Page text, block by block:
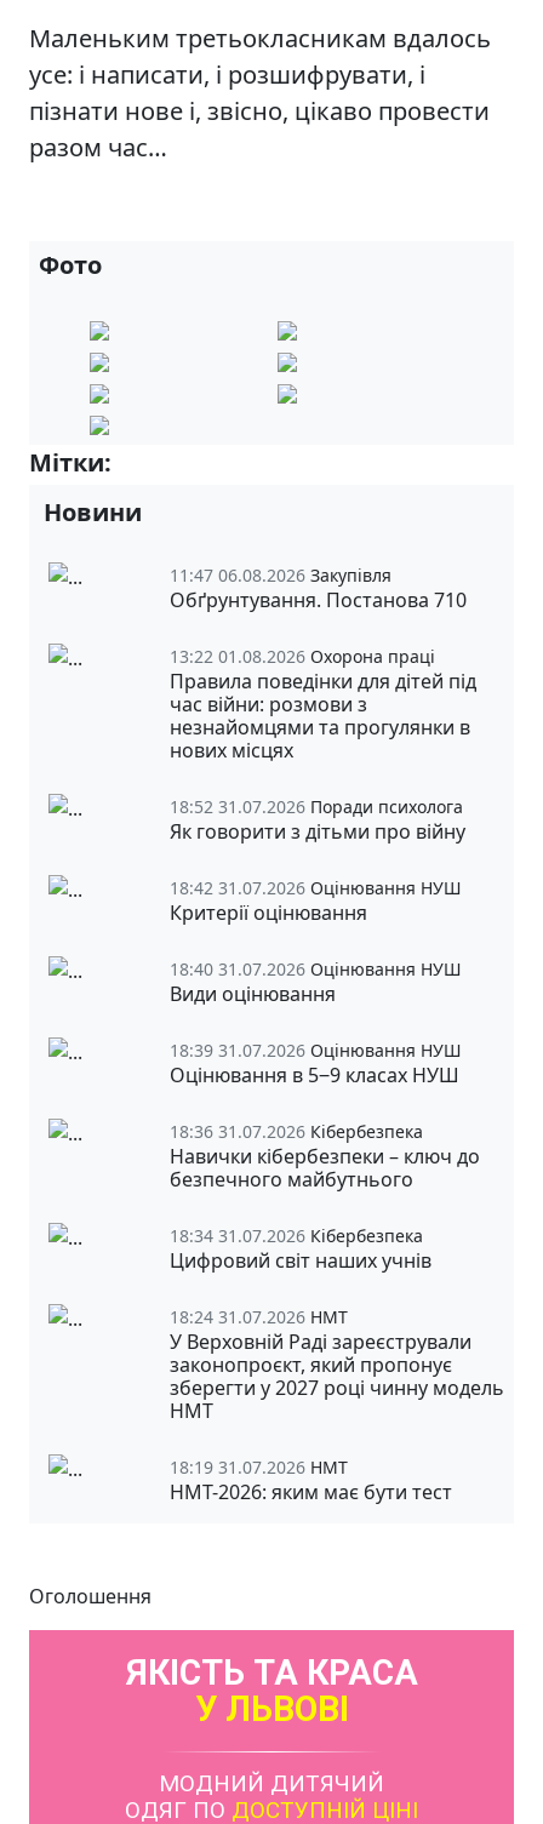
Маленьким третьокласникам вдалось
усе: і написати, і розшифрувати, і
пізнати нове і, звісно, цікаво провести
разом час…
Фото
Мітки:
Новини
11:47 06.08.2026 Закупівля
Обґрунтування. Постанова 710
13:22 01.08.2026 Охорона праці
Правила поведінки для дітей під
час війни: розмови з
незнайомцями та прогулянки в
нових місцях
18:52 31.07.2026 Поради психолога
Як говорити з дітьми про війну
18:42 31.07.2026 Оцінювання НУШ
Критерії оцінювання
18:40 31.07.2026 Оцінювання НУШ
Види оцінювання
18:39 31.07.2026 Оцінювання НУШ
Оцінювання в 5‒9 класах НУШ
18:36 31.07.2026 Кібербезпека
Навички кібербезпеки – ключ до
безпечного майбутнього
18:34 31.07.2026 Кібербезпека
Цифровий світ наших учнів
18:24 31.07.2026 НМТ
У Верховній Раді зареєстрували
законопроєкт, який пропонує
зберегти у 2027 році чинну модель
НМТ
18:19 31.07.2026 НМТ
НМТ-2026: яким має бути тест
Оголошення